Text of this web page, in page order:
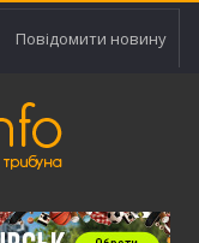
Повідомити новину